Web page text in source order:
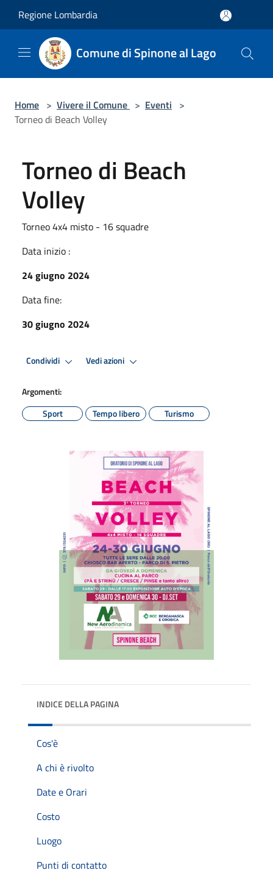
Regione Lombardia
Comune di Spinone al Lago
Home > Vivere il Comune > Eventi >
Torneo di Beach Volley
Torneo di Beach
Volley
Torneo 4x4 misto - 16 squadre
Data inizio :
24 giugno 2024
Data fine:
30 giugno 2024
Condividi Vedi azioni
Argomenti:
Sport
Tempo libero Turismo
INDICE DELLA PAGINA
Cos'è
A chi è rivolto
Date e Orari
Costo
Luogo
Punti di contatto